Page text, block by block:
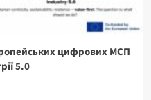
цифрових МСП
5.0